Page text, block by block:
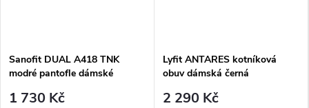
Sanofit DUAL A418 TNK
modré pantofle dámské
1 730 Kč
Lyfit ANTARES kotníková
obuv dámská černá
2 290 Kč